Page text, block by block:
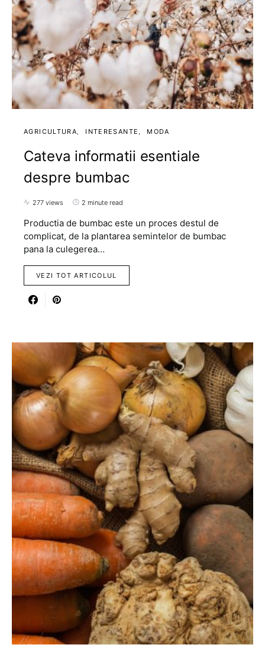
AGRICULTURA INTERESANTE MODA
Cateva informatii esentiale
despre bumbac
277 views 2 minute read
Productia de bumbac este un proces destul de
complicat, de la plantarea semintelor de bumbac
pana la culegerea…
VEZI TOT ARTICOLUL